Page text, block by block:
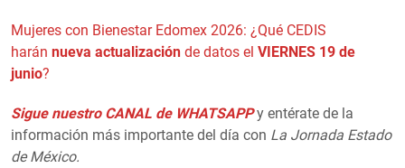
Mujeres con Bienestar Edomex 2026: ¿Qué CEDIS
harán nueva actualización de datos el VIERNES 19 de
junio?
Sigue nuestro CANAL de WHATSAPP y entérate de la
información más importante del día con La Jornada Estado
de México.